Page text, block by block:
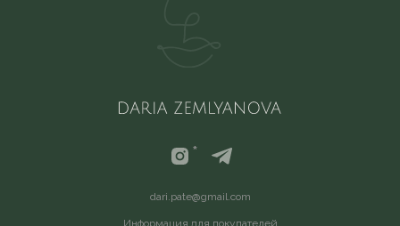
*
Информация для покупателей
dari.pate@gmail.com